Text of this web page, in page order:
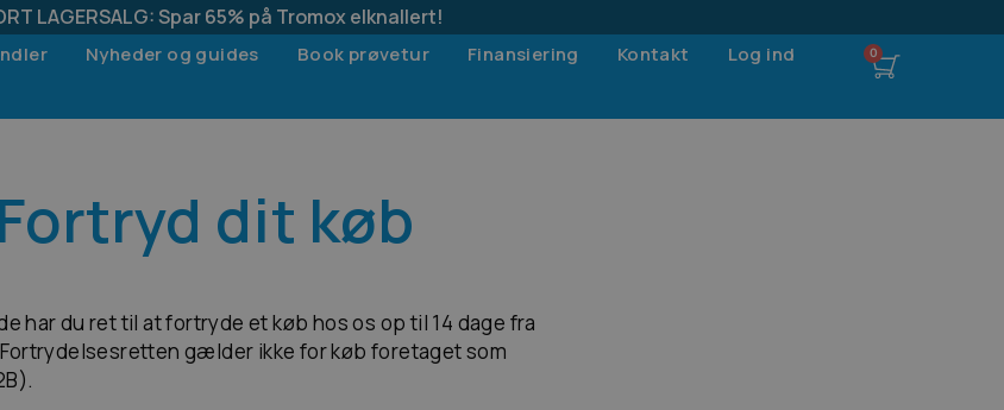
LAGERSALG: Spar 65% på Tromox elknallert!
Nyheder og guides Book prøvetur Finansiering Kontakt Log ind
Fortryd dit køb
har du ret til at fortryde et køb hos os op til 14 dage fra
gælder ikke for køb foretaget som